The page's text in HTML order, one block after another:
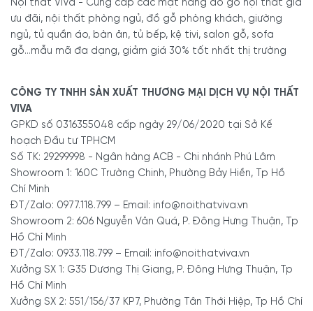
Nội thất ViVa - Cung cấp các mặt hàng đồ gỗ nội thất giá
ưu đãi, nội thất phòng ngủ, đồ gỗ phòng khách, giường
ngủ, tủ quần áo, bàn ăn, tủ bếp, kệ tivi, salon gỗ, sofa
gỗ...mẫu mã đa dạng, giảm giá 30% tốt nhất thị trường
CÔNG TY TNHH SẢN XUẤT THƯƠNG MẠI DỊCH VỤ NỘI THẤT
VIVA
GPKD số 0316355048 cấp ngày 29/06/2020 tại Sở Kế
hoạch Đầu tư TPHCM
Số TK: 29299998 - Ngân hàng ACB - Chi nhánh Phú Lâm
Showroom 1: 160C Trường Chinh, Phường Bảy Hiền, Tp Hồ
Chí Minh
ĐT/Zalo: 0977.118.799 – Email: info@noithatviva.vn
Showroom 2: 606 Nguyễn Văn Quá, P. Đông Hưng Thuận, Tp
Hồ Chí Minh
ĐT/Zalo: 0933.118.799 – Email: info@noithatviva.vn
Xưởng SX 1: G35 Dương Thị Giang, P. Đông Hưng Thuận, Tp
Hồ Chí Minh
Xưởng SX 2: 551/156/37 KP7, Phường Tân Thới Hiệp, Tp Hồ Chí